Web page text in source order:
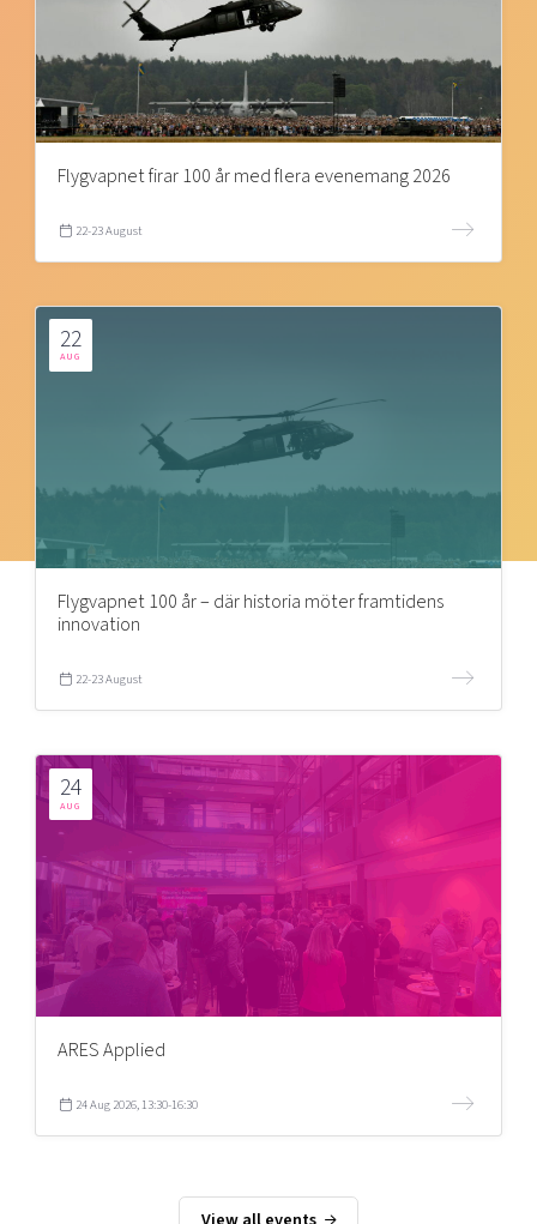
Flygvapnet firar 100 år med flera evenemang 2026
22-23 August
22
AUG
Flygvapnet 100 år – där historia möter framtidens
innovation
22-23 August
24
AUG
ARES Applied
24 Aug 2026, 13:30-16:30